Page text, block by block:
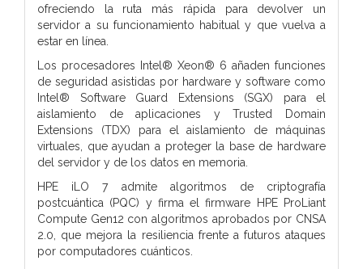
ofreciendo la ruta más rápida para devolver un
servidor a su funcionamiento habitual y que vuelva a
estar en línea.
Los procesadores Intel® Xeon® 6 añaden funciones
de seguridad asistidas por hardware y software como
Intel® Software Guard Extensions (SGX) para el
aislamiento de aplicaciones y Trusted Domain
Extensions (TDX) para el aislamiento de máquinas
virtuales, que ayudan a proteger la base de hardware
del servidor y de los datos en memoria.
HPE iLO 7 admite algoritmos de criptografía
postcuántica (PQC) y firma el firmware HPE ProLiant
Compute Gen12 con algoritmos aprobados por CNSA
2.0, que mejora la resiliencia frente a futuros ataques
por computadores cuánticos.